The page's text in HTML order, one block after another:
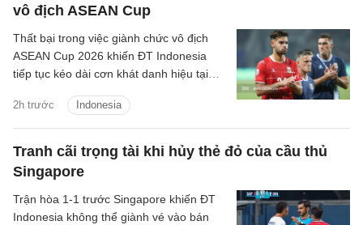
vô địch ASEAN Cup
2h trước Indonesia
Thất bại trong việc giành chức vô địch
ASEAN Cup 2026 khiến ĐT Indonesia
tiếp tục kéo dài cơn khát danh hiệu tại
kể từ lần đầu tiên giải được tổ chức.
Tranh cãi trọng tài khi hủy thẻ đỏ của cầu thủ
Singapore
Trận hòa 1-1 trước Singapore khiến ĐT
Indonesia không thể giành vé vào bán